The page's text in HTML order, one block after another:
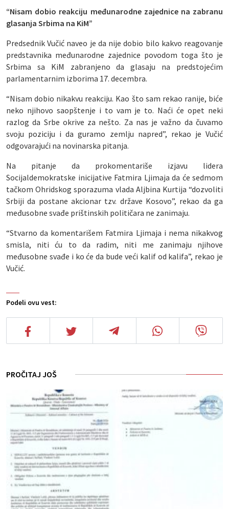
Podeli ovu vest:
“Nisam dobio reakciju međunarodne zajednice na zabranu
glasanja Srbima na KiM”
Predsednik Vučić naveo je da nije dobio bilo kakvo reagovanje
predstavnika međunarodne zajednice povodom toga što je
Srbima sa KiM zabranjeno da glasaju na predstojećim
parlamentarnim izborima 17. decembra.
“Nisam dobio nikakvu reakciju. Kao što sam rekao ranije, biće
neko njihovo saopštenje i to vam je to. Naći će opet neki
razlog da Srbe okrive za nešto. Za nas je važno da čuvamo
svoju poziciju i da guramo zemlju napred”, rekao je Vučić
odgovarajući na novinarska pitanja.
Na pitanje da prokomentariše izjavu lidera
Socijaldemokratske inicijative Fatmira Ljimaja da će sedmom
tačkom Ohridskog sporazuma vlada Aljbina Kurtija “dozvoliti
Srbiji da postane akcionar tzv. države Kosovo”, rekao da ga
međusobne svađe prištinskih političara ne zanimaju.
“Stvarno da komentarišem Fatmira Ljimaja i nema nikakvog
smisla, niti ću to da radim, niti me zanimaju njihove
međusobne svađe i ko će da bude veći kalif od kalifa”, rekao je
Vučić.
PROČITAJ JOŠ